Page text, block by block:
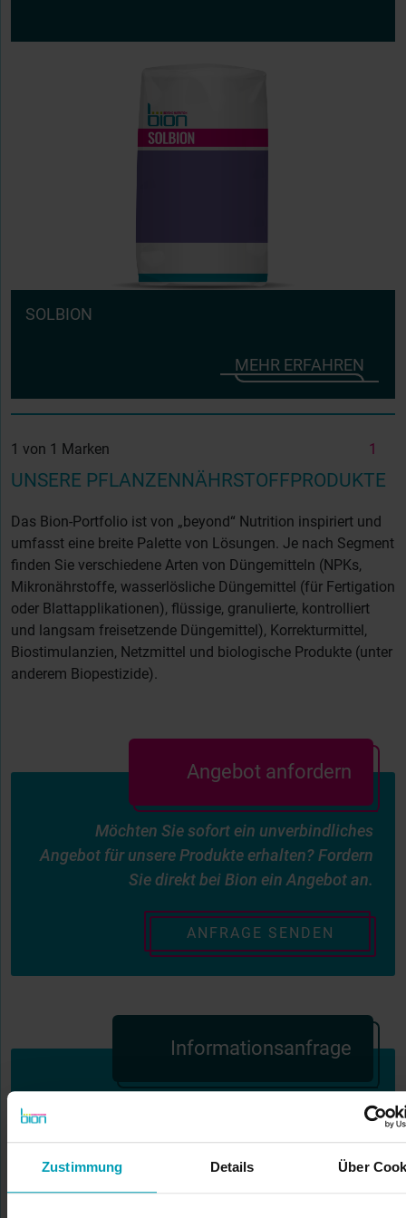
Zustimmung Details Über
SOLBION
MEHR ERFAHREN
1 von 1 Marken 1
UNSERE PFLANZENNÄHRSTOFFPRODUKTE
Das Bion-Portfolio ist von „beyond“ Nutrition inspiriert und
umfasst eine breite Palette von Lösungen. Je nach Segment
finden Sie verschiedene Arten von Düngemitteln (NPKs,
Mikronährstoffe, wasserlösliche Düngemittel (für Fertigation
oder Blattapplikationen), flüssige, granulierte, kontrolliert
und langsam freisetzende Düngemittel), Korrekturmittel,
Biostimulanzien, Netzmittel und biologische Produkte (unter
anderem Biopestizide).
Angebot anfordern
Möchten Sie sofort ein unverbindliches
Angebot für unsere Produkte erhalten? Fordern
Sie direkt bei Bion ein Angebot an.
ANFRAGE SENDEN
Informationsanfrage
Greifen Sie auf die Dienstleistungen und das
möchten Sie kennenlernen, und unsere
Spezialisten helfen Ihnen gerne weiter!